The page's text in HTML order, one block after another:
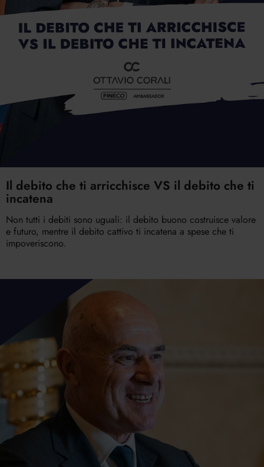
Il debito che ti arricchisce VS il debito che ti
incatena
Non tutti i debiti sono uguali: il debito buono costruisce valore
e futuro, mentre il debito cattivo ti incatena a spese che ti
impoveriscono.